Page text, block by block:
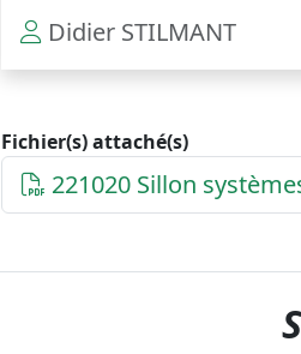
Didier STILMANT
Fichier(s) attaché(s)
221020 Sillon